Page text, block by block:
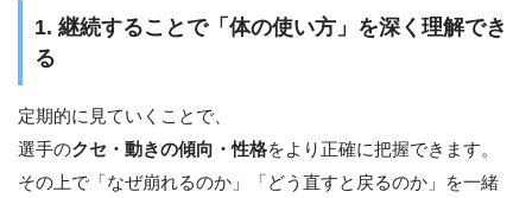
1. 継続することで「体の使い方」を深く理解でき
る
定期的に見ていくことで、
選手のクセ・動きの傾向・性格をより正確に把握できます。
その上で「なぜ崩れるのか」「どう直すと戻るのか」を一緒